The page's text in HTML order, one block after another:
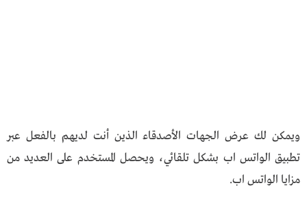
ويمكن لك عرض الجهات الأصدقاء الذين أنت لديهم بالفعل عبر
تطبيق الواتس اب بشكل تلقائي، ويحصل المستخدم على العديد من
مزايا الواتس اب.